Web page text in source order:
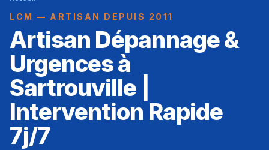
LCM — ARTISAN DEPUIS 2011
Artisan Dépannage &
Urgences à
Sartrouville |
Intervention Rapide
7j/7